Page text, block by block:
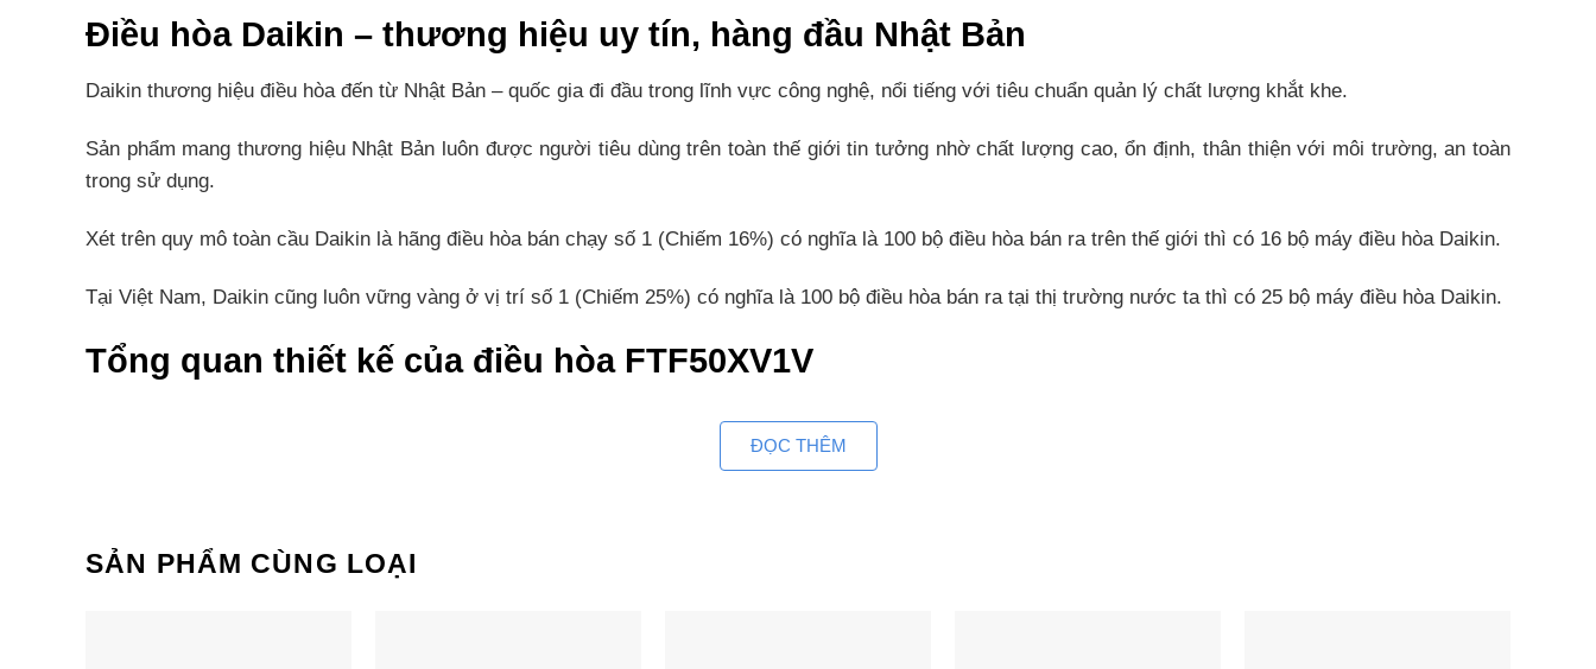
Điều hòa Daikin – thương hiệu uy tín, hàng đầu Nhật Bản
Daikin thương hiệu điều hòa đến từ Nhật Bản – quốc gia đi đầu trong lĩnh vực công nghệ, nổi tiếng với tiêu chuẩn quản lý chất lượng khắt khe.
Sản phẩm mang thương hiệu Nhật Bản luôn được người tiêu dùng trên toàn thế giới tin tưởng nhờ chất lượng cao, ổn định, thân thiện với môi trường, an toàn
trong sử dụng.
Xét trên quy mô toàn cầu Daikin là hãng điều hòa bán chạy số 1 (Chiếm 16%) có nghĩa là 100 bộ điều hòa bán ra trên thế giới thì có 16 bộ máy điều hòa Daikin.
Tại Việt Nam, Daikin cũng luôn vững vàng ở vị trí số 1 (Chiếm 25%) có nghĩa là 100 bộ điều hòa bán ra tại thị trường nước ta thì có 25 bộ máy điều hòa Daikin.
Tổng quan thiết kế của điều hòa FTF50XV1V
Điều hòa Daikin FTF50XV1V sở hữu thiết kế đơn giản nhưng vẫn giữ được cho mình nét tinh tế hợp thời trang. Chiếc máy lạnh này có thể kiểm soát lưu lượng
FTF50XV1V làm lạnh nhanh chóng, tức thì
ĐỌC THÊM
SẢN PHẨM CÙNG LOẠI